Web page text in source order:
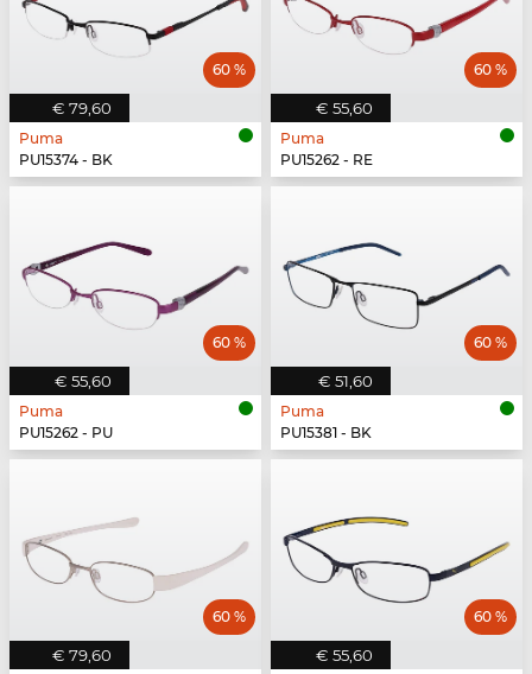
€ 79,60
60 %
Puma
PU15374 - BK
€ 55,60
60 %
Puma
PU15262 - RE
€ 55,60
60 %
Puma
PU15262 - PU
€ 51,60
60 %
Puma
PU15381 - BK
€ 79,60
60 %
€ 55,60
60 %